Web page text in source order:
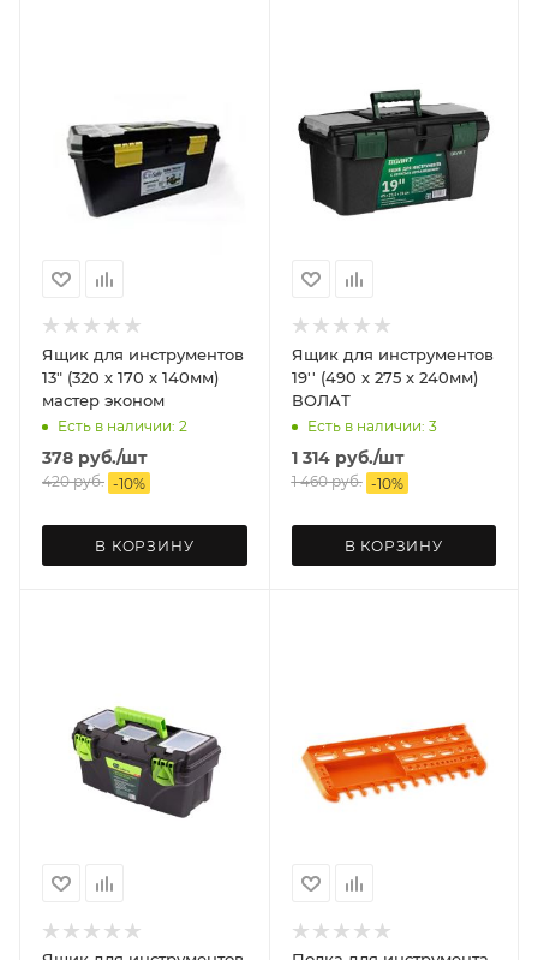
Ящик для инструментов
13" (320 х 170 х 140мм)
мастер эконом
Есть в наличии: 2
378 руб./шт
420руб. -10%
В КОРЗИНУ
Ящик для инструментов
19'' (490 х 275 х 240мм)
ВОЛАТ
Есть в наличии: 3
1 314руб./шт
1 460руб. -10%
В КОРЗИНУ